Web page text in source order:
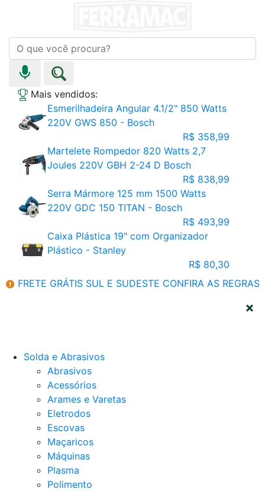
Mais vendidos:
Esmerilhadeira Angular 4.1/2" 850 Watts
220V GWS 850 - Bosch
R$ 358,99
Martelete Rompedor 820 Watts 2,7
Joules 220V GBH 2-24 D Bosch
R$ 838,99
Serra Mármore 125 mm 1500 Watts
220V GDC 150 TITAN - Bosch
R$ 493,99
Caixa Plástica 19" com Organizador
Plástico - Stanley
R$ 80,30
FRETE GRÁTIS SUL E SUDESTE CONFIRA AS REGRAS
Solda e Abrasivos
Abrasivos
Acessórios
Arames e Varetas
Eletrodos
Escovas
Maçaricos
Máquinas
Plasma
Polimento